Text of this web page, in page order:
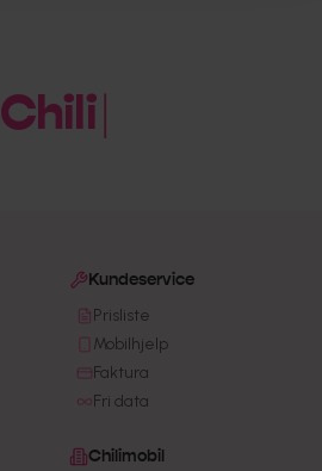
Chili
Kundeservice
Prisliste
Mobilhjelp
Faktura
Fri data
Chilimobil